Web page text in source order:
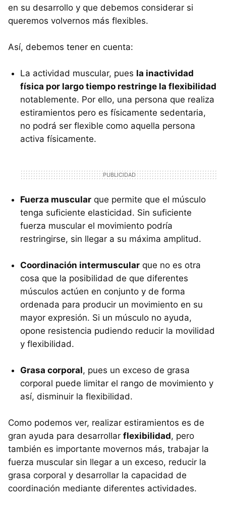
en su desarrollo y que debemos considerar si
queremos volvernos más flexibles.
Así, debemos tener en cuenta:
La actividad muscular, pues la inactividad
física por largo tiempo restringe la flexibilidad
notablemente. Por ello, una persona que realiza
estiramientos pero es físicamente sedentaria,
no podrá ser flexible como aquella persona
activa físicamente.
Fuerza muscular que permite que el músculo
tenga suficiente elasticidad. Sin suficiente
fuerza muscular el movimiento podría
restringirse, sin llegar a su máxima amplitud.
Coordinación intermuscular que no es otra
cosa que la posibilidad de que diferentes
músculos actúen en conjunto y de forma
ordenada para producir un movimiento en su
mayor expresión. Si un músculo no ayuda,
opone resistencia pudiendo reducir la movilidad
y flexibilidad.
Grasa corporal, pues un exceso de grasa
corporal puede limitar el rango de movimiento y
así, disminuir la flexibilidad.
Como podemos ver, realizar estiramientos es de
gran ayuda para desarrollar flexibilidad, pero
también es importante movernos más, trabajar la
fuerza muscular sin llegar a un exceso, reducir la
grasa corporal y desarrollar la capacidad de
coordinación mediante diferentes actividades.